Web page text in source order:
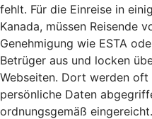
fehlt. Für die Einreise in
Kanada, müssen Reisende
Genehmigung wie ESTA
Betrüger aus und locken
Webseiten. Dort werden
persönliche Daten
ordnungsgemäß